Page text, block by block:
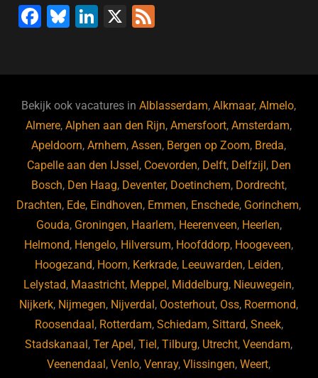
F
b
o
o
k
Bl
ky
Li
dI
n
X
Bekijk ook vacatures inAlblasserdam,Alkmaar,Almelo,
Almere,Alphen aan den Rijn,Amersfoort,Amsterdam,
Apeldoorn,Arnhem,Assen, Bergen op Zoom, Breda,
Capelle aan den IJssel , Coevorden, Delft, Delfzijl , Den
Bosch, Den Haag, Deventer, Doetinchem, Dordrecht,
Drachten, Ede, Eindhoven, Emmen, Enschede, Gorinchem,
Gouda, Groningen, Haarlem, Heerenveen, Heerlen,
Helmond, Hengelo, Hilversum, Hoofddorp, Hoogeveen,
Hoogezand, Hoorn, Kerkrade, Leeuwarden, Leiden,
Lelystad, Maastricht, Meppel , Middelburg, Nieuwegein,
Nijkerk, Nijmegen, Nijverdal , Oosterhout, Oss, Roermond,
Roosendaal , Rotterdam, Schiedam, Sittard, Sneek,
Stadskanaal ,Ter Apel ,Tiel ,Tilburg, Utrecht,Veendam,
Veenendaal ,Venlo,Venray,Vlissingen,Weert,